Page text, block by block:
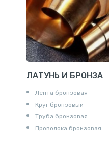
ЛАТУНЬ И БРОНЗА
Лента бронзовая
Круг бронзовый
Труба бронзовая
Проволока бронзовая